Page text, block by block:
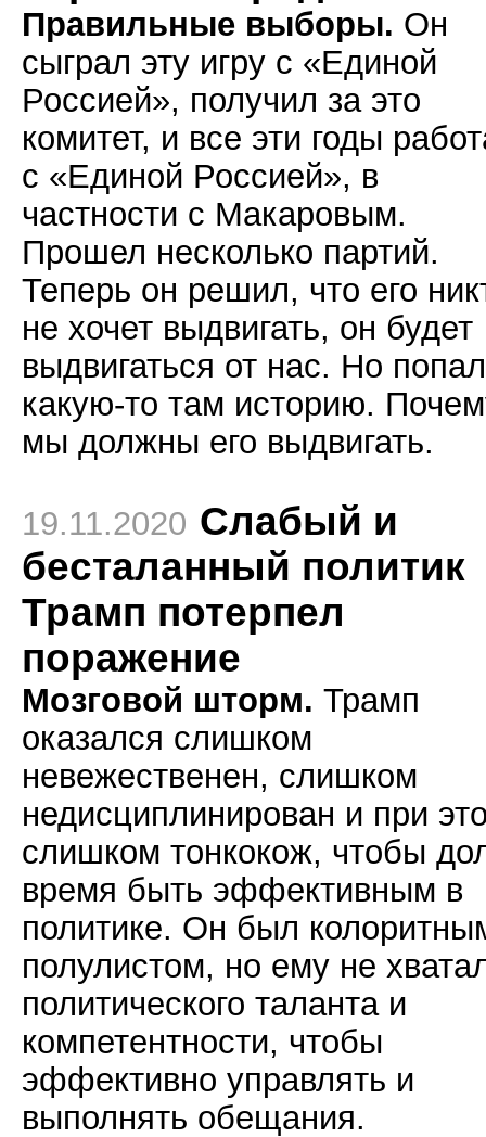
Правильные выборы. Он
сыграл эту игру с «Единой
Россией», получил за это
комитет, и все эти годы
с «Единой Россией», в
частности с Макаровым.
Прошел несколько партий.
Теперь он решил, что его
не хочет выдвигать, он будет
выдвигаться от нас. Но
какую-то там историю.
мы должны его выдвигать.
19.11.2020 Cлабый и
бесталанный политик
Трамп потерпел
поражение
Мозговой шторм. Трамп
оказался слишком
невежественен, слишком
недисциплинирован и при
слишком тонкокож, чтобы
время быть эффективным в
политике. Он был
полулистом, но ему не
политического таланта и
компетентности, чтобы
эффективно управлять и
выполнять обещания.